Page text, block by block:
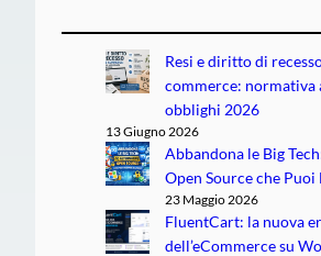
Resi e diritto di
commerce: normativa
obblighi 2026
13 Giugno 2026
Abbandona le Big
Open Source che Puoi
23 Maggio 2026
FluentCart: la nuova
dell’eCommerce su